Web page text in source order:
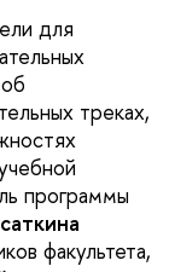
для
треках,
программы
факультета,